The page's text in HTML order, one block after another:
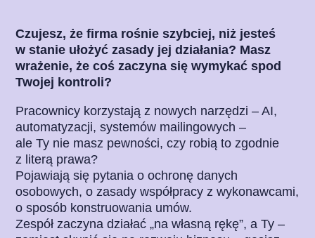
Czujesz, że firma rośnie szybciej, niż jesteś
w stanie ułożyć zasady jej działania? Masz
wrażenie, że coś zaczyna się wymykać spod
Twojej kontroli?
Pracownicy korzystają z nowych narzędzi – AI,
automatyzacji, systemów mailingowych –
ale Ty nie masz pewności, czy robią to zgodnie
z literą prawa?
Pojawiają się pytania o ochronę danych
osobowych, o zasady współpracy z wykonawcami,
o sposób konstruowania umów.
Zespół zaczyna działać „na własną rękę”, a Ty –